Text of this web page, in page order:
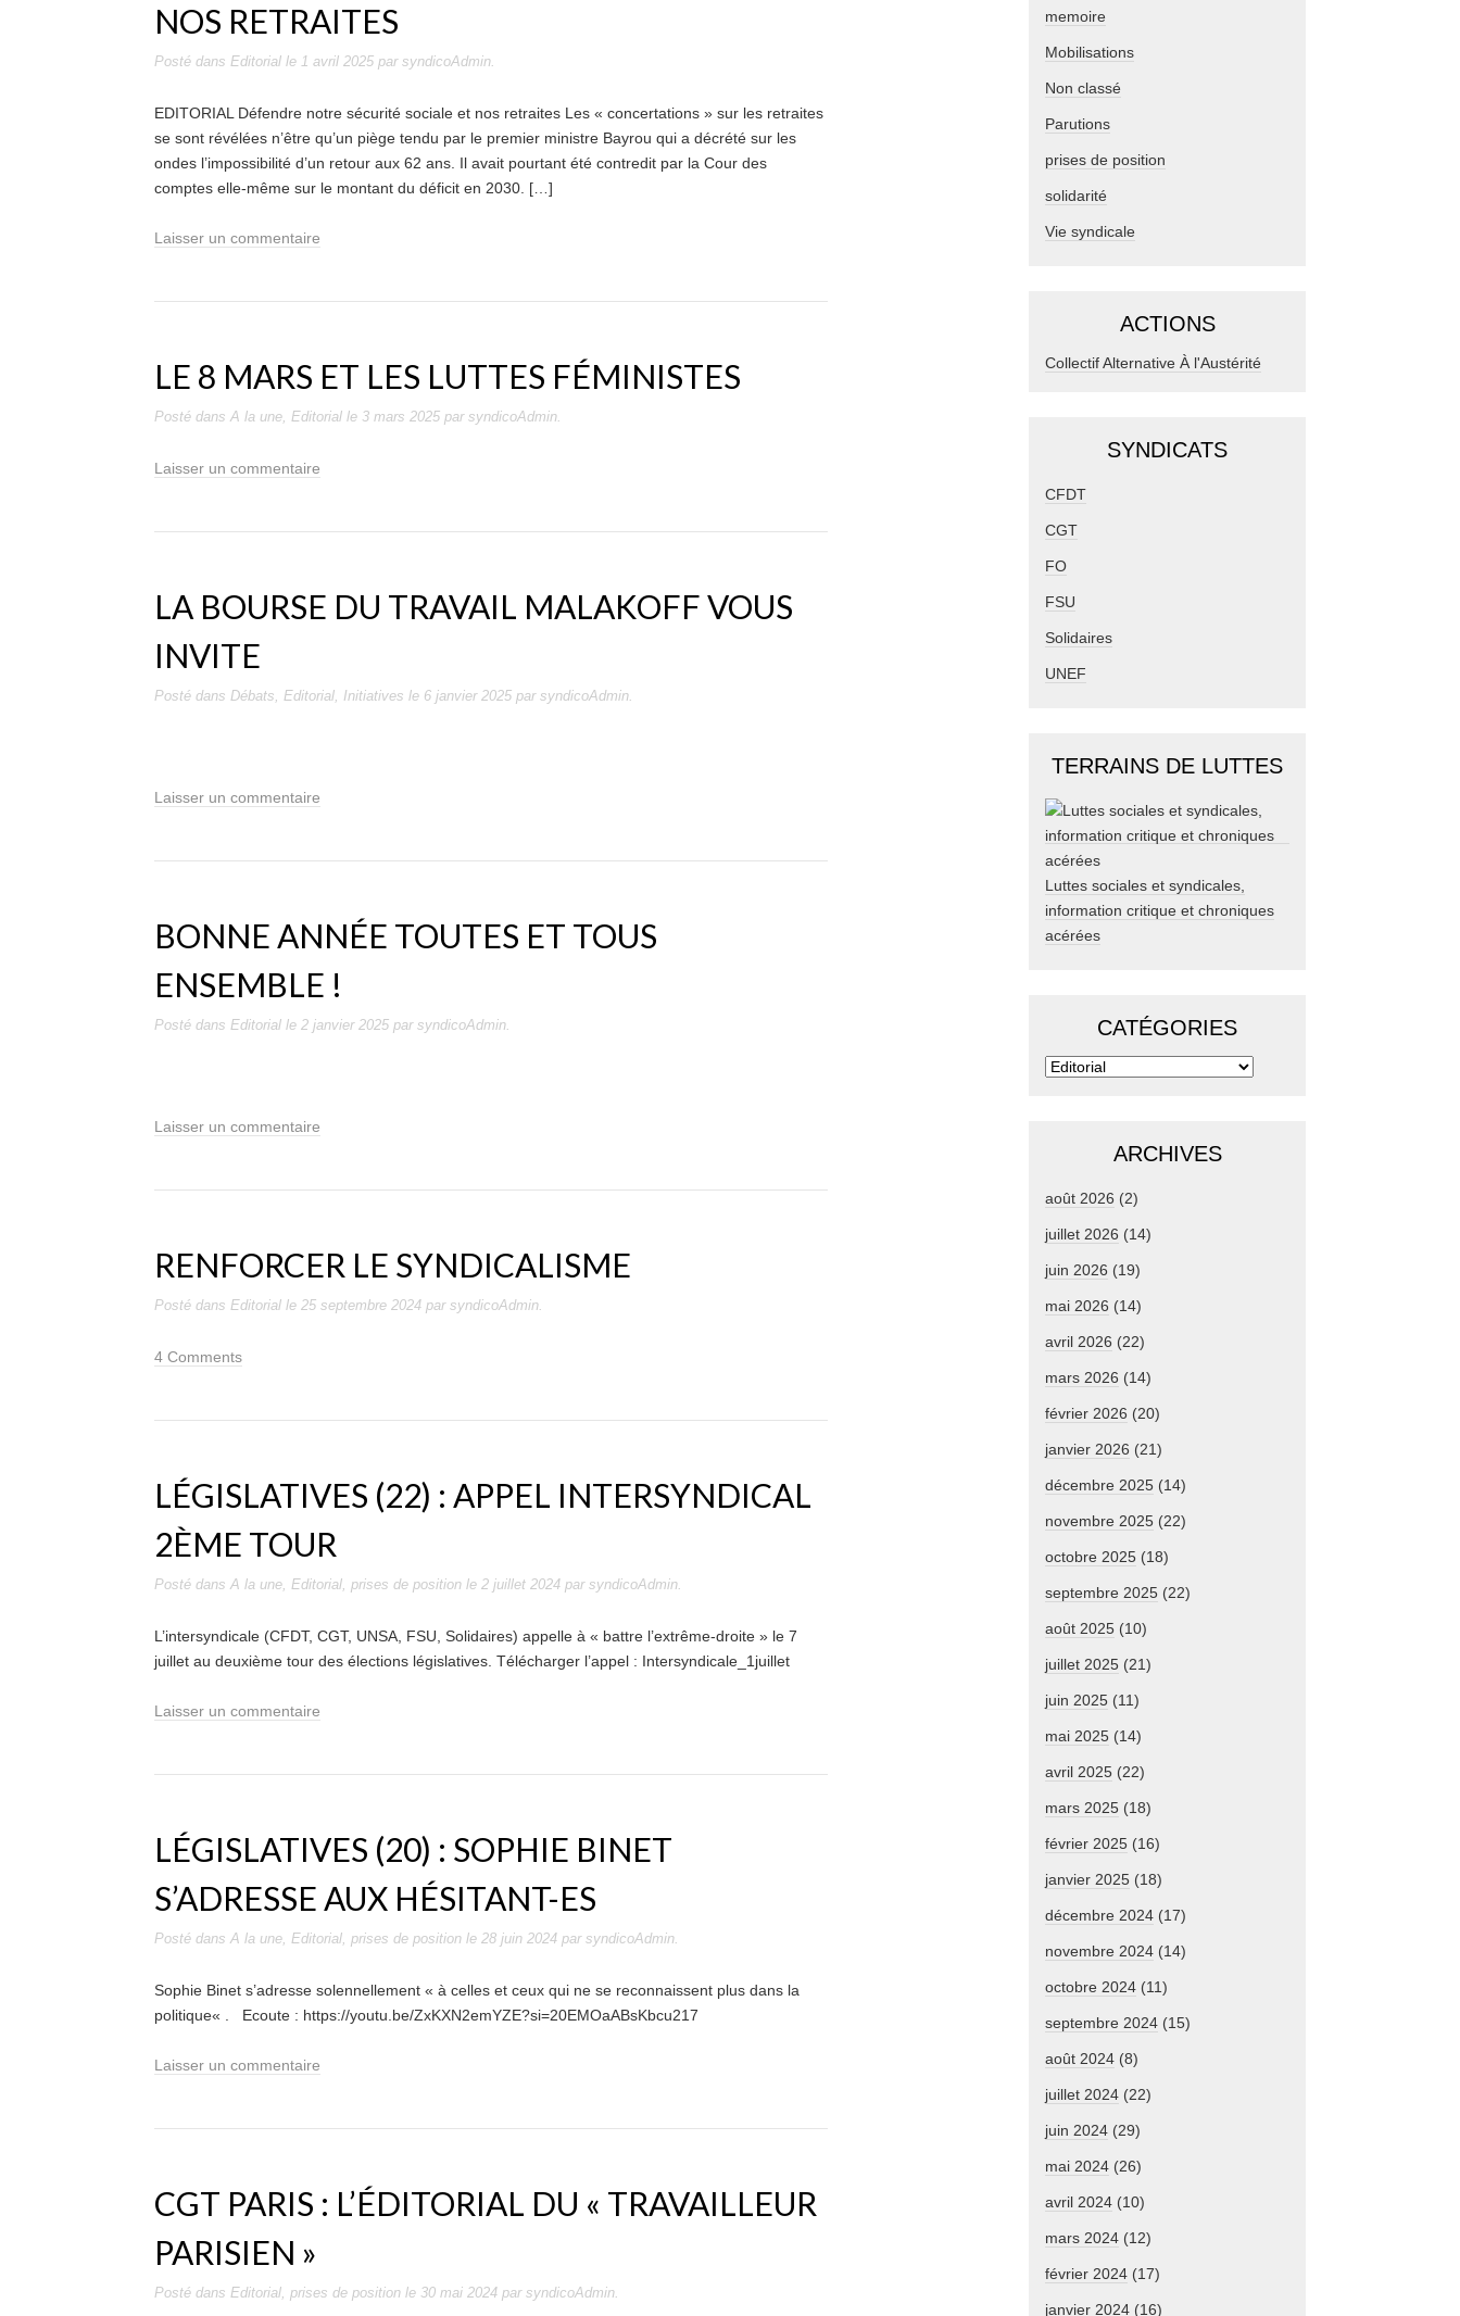
NOS RETRAITES
Posté dans Editorial le 1 avril 2025 par syndicoAdmin.
EDITORIAL Défendre notre sécurité sociale et nos retraites Les « concertations » sur les retraites
se sont révélées n’être qu’un piège tendu par le premier ministre Bayrou qui a décrété sur les
ondes l’impossibilité d’un retour aux 62 ans. Il avait pourtant été contredit par la Cour des
comptes elle-même sur le montant du déficit en 2030. […]
Laisser un commentaire
LE 8 MARS ET LES LUTTES FÉMINISTES
Posté dans A la une, Editorial le 3 mars 2025 par syndicoAdmin.
Laisser un commentaire
LA BOURSE DU TRAVAIL MALAKOFF VOUS
INVITE
Posté dans Débats, Editorial, Initiatives le 6 janvier 2025 par syndicoAdmin.
Laisser un commentaire
BONNE ANNÉE TOUTES ET TOUS
ENSEMBLE !
Posté dans Editorial le 2 janvier 2025 par syndicoAdmin.
Laisser un commentaire
RENFORCER LE SYNDICALISME
Posté dans Editorial le 25 septembre 2024 par syndicoAdmin.
4 Comments
LÉGISLATIVES (22) : APPEL INTERSYNDICAL
2ÈME TOUR
Posté dans A la une, Editorial, prises de position le 2 juillet 2024 par syndicoAdmin.
L’intersyndicale (CFDT, CGT, UNSA, FSU, Solidaires) appelle à « battre l’extrême-droite » le 7
juillet au deuxième tour des élections législatives. Télécharger l’appel : Intersyndicale_1juillet
Laisser un commentaire
LÉGISLATIVES (20) : SOPHIE BINET
S’ADRESSE AUX HÉSITANT-ES
Posté dans A la une, Editorial, prises de position le 28 juin 2024 par syndicoAdmin.
Sophie Binet s’adresse solennellement « à celles et ceux qui ne se reconnaissent plus dans la
politique« . Ecoute : https://youtu.be/ZxKXN2emYZE?si=20EMOaABsKbcu217
Laisser un commentaire
CGT PARIS : L’ÉDITORIAL DU « TRAVAILLEUR
PARISIEN »
Posté dans Editorial, prises de position le 30 mai 2024 par syndicoAdmin.
memoire
Mobilisations
Non classé
Parutions
prises de position
solidarité
Vie syndicale
ACTIONS
Collectif Alternative À l'Austérité
SYNDICATS
CFDT
CGT
FO
FSU
Solidaires
UNEF
TERRAINS DE LUTTES
Luttes sociales et syndicales,
information critique et chroniques
acérées
CATÉGORIES
ARCHIVES
août 2026 (2)
juillet 2026 (14)
juin 2026 (19)
mai 2026 (14)
avril 2026 (22)
mars 2026 (14)
février 2026 (20)
janvier 2026 (21)
décembre 2025 (14)
novembre 2025 (22)
octobre 2025 (18)
septembre 2025 (22)
août 2025 (10)
juillet 2025 (21)
juin 2025 (11)
mai 2025 (14)
avril 2025 (22)
mars 2025 (18)
février 2025 (16)
janvier 2025 (18)
décembre 2024 (17)
novembre 2024 (14)
octobre 2024 (11)
septembre 2024 (15)
août 2024 (8)
juillet 2024 (22)
juin 2024 (29)
mai 2024 (26)
avril 2024 (10)
mars 2024 (12)
février 2024 (17)
janvier 2024 (16)